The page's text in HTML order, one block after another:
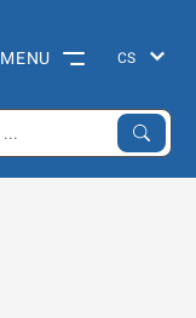
MENU